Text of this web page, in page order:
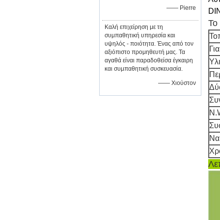
—— Pierre
Καλή επιχείρηση με τη
συμπαθητική υπηρεσία και
υψηλός - ποιότητα. Ένας από τον
αξιόπιστο προμηθευτή μας. Τα
αγαθά είναι παραδοθείσα έγκαιρη
και συμπαθητική συσκευασία.
—— Χιούστον
Το